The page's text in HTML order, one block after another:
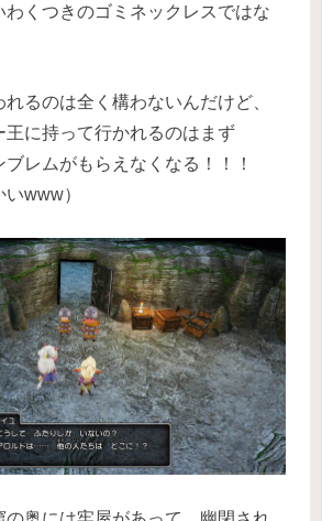
わくつきのゴミネックレスではな
るのは全く構わないんだけど、
王に持って行かれるのはまず
レムがもらえなくなる！！！
いwww）